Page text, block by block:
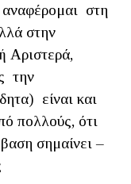
αναφέρομαι στη
στην
Αριστερά,
την
είναι και
πολλούς, ότι
σημαίνει –